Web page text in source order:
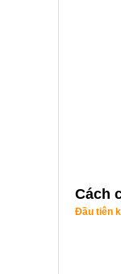
Cách
Đầu tiên